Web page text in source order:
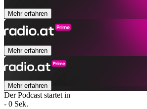
Mehr erfahren
Mehr erfahren
Mehr erfahren
Der Podcast startet in
- 0 Sek.